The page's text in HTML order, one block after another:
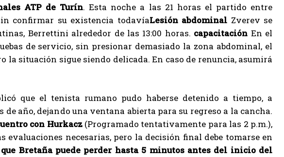
ATP de Turín. Esta noche a las 21 horas el partido entre
confirmar su existencia todavíaLesión abdominal Zverev se
Berrettini alrededor de las 13:00 horas. capacitación En el
de servicio, sin presionar demasiado la zona abdominal, el
la situación sigue siendo delicada. En caso de renuncia, asumirá
que el tenista rumano pudo haberse detenido a tiempo, a
año, dejando una ventana abierta para su regreso a la cancha.
con Hurkacz (Programado tentativamente para las 2 p.m.),
necesarias, pero la decisión final debe tomarse en
Bretaña puede perder hasta 5 minutos antes del inicio del